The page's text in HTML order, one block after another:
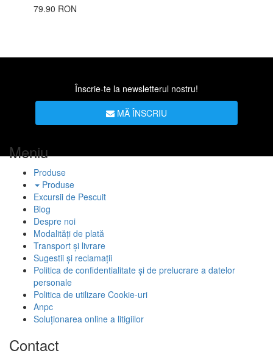
79.90 RON
Înscrie-te la newsletterul nostru!
MĂ ÎNSCRIU
Meniu
Produse
Produse
Excursii de Pescuit
Blog
Despre noi
Modalități de plată
Transport și livrare
Sugestii și reclamații
Politica de confidentialitate și de prelucrare a datelor
personale
Politica de utilizare Cookie-uri
Anpc
Soluționarea online a litigiilor
Contact